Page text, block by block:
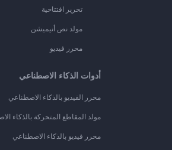
تحرير افتتاحية
مولد نص أنيميشن
محرر فيديو
أدوات الذكاء الاصطناعي
محرر الفيديو بالذكاء الاصطناعي
مولد المقاطع المتحركة بالذكاء
محرر فيديو بالذكاء الاصطناعي